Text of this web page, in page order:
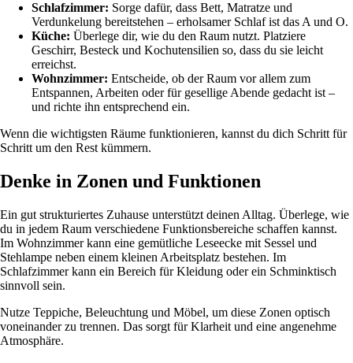
Schlafzimmer: Sorge dafür, dass Bett, Matratze und
Verdunkelung bereitstehen – erholsamer Schlaf ist das A und O.
Küche: Überlege dir, wie du den Raum nutzt. Platziere
Geschirr, Besteck und Kochutensilien so, dass du sie leicht
erreichst.
Wohnzimmer: Entscheide, ob der Raum vor allem zum
Entspannen, Arbeiten oder für gesellige Abende gedacht ist –
und richte ihn entsprechend ein.
Wenn die wichtigsten Räume funktionieren, kannst du dich Schritt für
Schritt um den Rest kümmern.
Denke in Zonen und Funktionen
Ein gut strukturiertes Zuhause unterstützt deinen Alltag. Überlege, wie
du in jedem Raum verschiedene Funktionsbereiche schaffen kannst.
Im Wohnzimmer kann eine gemütliche Leseecke mit Sessel und
Stehlampe neben einem kleinen Arbeitsplatz bestehen. Im
Schlafzimmer kann ein Bereich für Kleidung oder ein Schminktisch
sinnvoll sein.
Nutze Teppiche, Beleuchtung und Möbel, um diese Zonen optisch
voneinander zu trennen. Das sorgt für Klarheit und eine angenehme
Atmosphäre.